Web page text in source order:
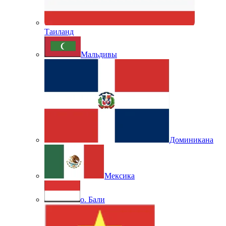
Таиланд
Мальдивы
Доминикана
Мексика
о. Бали